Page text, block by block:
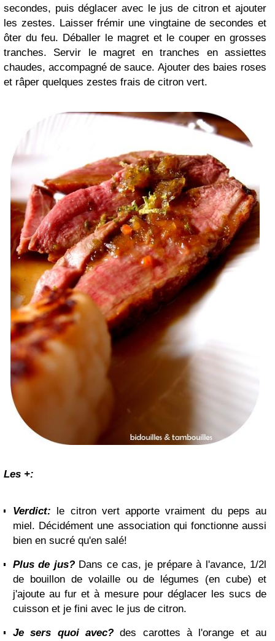
secondes, puis déglacer avec le jus de citron et ajouter
les zestes. Laisser frémir une vingtaine de secondes et
ôter du feu. Déballer le magret et le couper en grosses
tranches. Servir le magret en tranches en assiettes
chaudes, accompagné de sauce. Ajouter des baies roses
et râper quelques zestes frais de citron vert.
Les +:
Verdict: le citron vert apporte vraiment du peps au
miel. Décidément une association qui fonctionne aussi
bien en sucré qu'en salé!
Plus de jus?Dans ce cas, je prépare à l'avance, 1/2l
de bouillon de volaille ou de légumes (en cube) et
j'ajoute au fur et à mesure pour déglacer les sucs de
cuisson et je fini avec le jus de citron.
Je sers quoi avec? des carottes à l'orange et au